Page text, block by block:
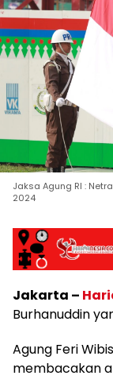
Jaksa Agung RI :
2024
Jakarta –
Burhanuddin
Agung Feri
membacakan